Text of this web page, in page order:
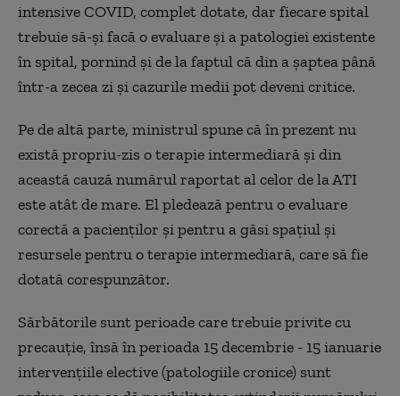
intensive COVID, complet dotate, dar fiecare spital
trebuie să-și facă o evaluare și a patologiei existente
în spital, pornind și de la faptul că din a șaptea până
într-a zecea zi și cazurile medii pot deveni critice.
Pe de altă parte, ministrul spune că în prezent nu
există propriu-zis o terapie intermediară și din
această cauză numărul raportat al celor de la ATI
este atât de mare. El pledează pentru o evaluare
corectă a pacienților și pentru a găsi spațiul și
resursele pentru o terapie intermediară, care să fie
dotată corespunzător.
Sărbătorile sunt perioade care trebuie privite cu
precauție, însă în perioada 15 decembrie - 15 ianuarie
intervențiile elective (patologiile cronice) sunt